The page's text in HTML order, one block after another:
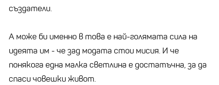
създатели.
А може би именно в това е най-голямата сила на
идеята им - че зад модата стои мисия. И че
понякога една малка светлина е достатъчна, за да
спаси човешки живот.